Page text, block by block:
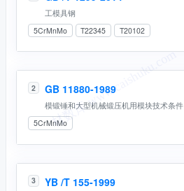
工模具钢
5CrMnMo T22345 T20102
2 GB 11880-1989
模锻锤和大型机械锻压机用模块技术条件
5CrMnMo
3 YB /T 155-1999